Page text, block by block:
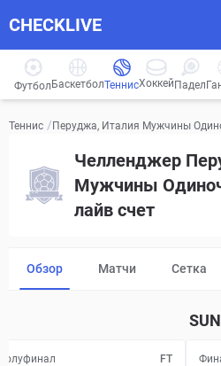
CHECKLIVE
Футбол БаскетболТеннисХоккей Падел
Теннис /Перуджа, Италия Мужчины
Челленджер
Мужчины
лайв счет
Обзор Матчи Сетка
FT
SUN